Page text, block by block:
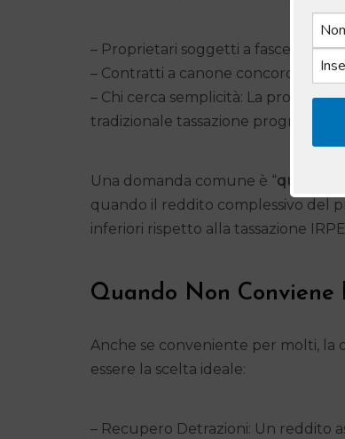
– Proprietari soggetti a fasce
– Contratti a canone concordato:
– Chi cerca semplicità: La
tradizionale tassazione progressiva
Una domanda comune è “quando
quando il reddito complessivo del
inferiori rispetto alla tassazione
Quando Non Conviene
Anche se conveniente per molti, la
essere la scelta ideale:
– Recupero Detrazioni: Un reddito